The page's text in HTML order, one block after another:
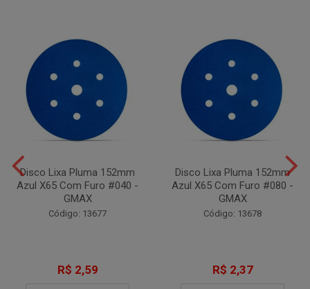
Disco Lixa Pluma 152mm
Azul X65 Com Furo #040 -
GMAX
Código: 13677
R$ 2,59
Disco Lixa Pluma 152mm
Azul X65 Com Furo #080 -
GMAX
Código: 13678
R$ 2,37